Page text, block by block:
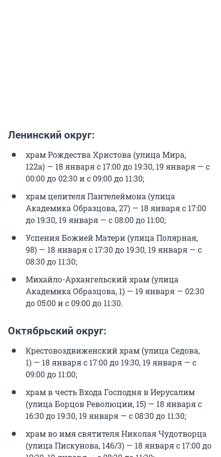
Ленинский округ:
храм Рождества Христова (улица Мира,
122а) — 18 января с 17:00 до 19:30, 19 января — с
00:00 до 02:30 и с 09:00 до 11:30;
храм целителя Пантелеймона (улица
Академика Образцова, 27) — 18 января с 17:00
до 19:30, 19 января — с 08:00 до 11:00;
Успения Божией Матери (улица Полярная,
98) — 18 января с 17:30 до 19:30, 19 января — с
08:30 до 11:30;
Михайло-Архангельский храм (улица
Академика Образцова, 1) — 19 января — 02:30
до 05:00 и с 09:00 до 11:30.
Октябрьский округ:
Крестовоздвиженский храм (улица Седова,
1) — 18 января с 17:00 до 19:30, 19 января — с
09:00 до 11:00;
храм в честь Входа Господня в Иерусалим
(улица Борцов Революции, 15) — 18 января с
16:30 до 19:30, 19 января — с 08:30 до 11:30;
храм во имя святителя Николая Чудотворца
(улица Пискунова, 146/3) — 18 января с 17:00 до